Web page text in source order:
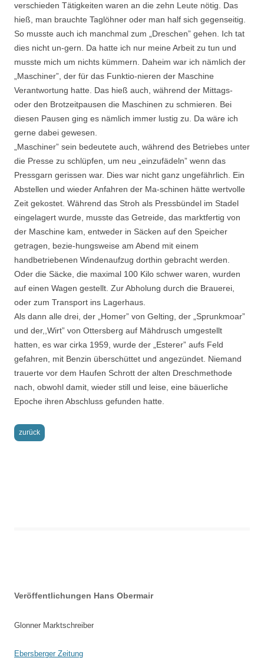
verschieden Tätigkeiten waren an die zehn Leute nötig. Das
hieß, man brauchte Taglöhner oder man half sich gegenseitig.
So musste auch ich manchmal zum „Dreschen” gehen. Ich tat
dies nicht un-gern. Da hatte ich nur meine Arbeit zu tun und
musste mich um nichts kümmern. Daheim war ich nämlich der
„Maschiner”, der für das Funktio-nieren der Maschine
Verantwortung hatte. Das hieß auch, während der Mittags-
oder den Brotzeitpausen die Maschinen zu schmieren. Bei
diesen Pausen ging es nämlich immer lustig zu. Da wäre ich
gerne dabei gewesen.
„Maschiner” sein bedeutete auch, während des Betriebes unter
die Presse zu schlüpfen, um neu „einzufädeln” wenn das
Pressgarn gerissen war. Dies war nicht ganz ungefährlich. Ein
Abstellen und wieder Anfahren der Ma-schinen hätte wertvolle
Zeit gekostet. Während das Stroh als Pressbündel im Stadel
eingelagert wurde, musste das Getreide, das marktfertig von
der Maschine kam, entweder in Säcken auf den Speicher
getragen, bezie-hungsweise am Abend mit einem
handbetriebenen Windenaufzug dorthin gebracht werden.
Oder die Säcke, die maximal 100 Kilo schwer waren, wurden
auf einen Wagen gestellt. Zur Abholung durch die Brauerei,
oder zum Transport ins Lagerhaus.
Als dann alle drei, der „Homer” von Gelting, der „Sprunkmoar”
und der,,Wirt” von Ottersberg auf Mähdrusch umgestellt
hatten, es war cirka 1959, wurde der „Esterer” aufs Feld
gefahren, mit Benzin überschüttet und angezündet. Niemand
trauerte vor dem Haufen Schrott der alten Dreschmethode
nach, obwohl damit, wieder still und leise, eine bäuerliche
Epoche ihren Abschluss gefunden hatte.
zurück
Navigation
Veröffentlichungen Hans Obermair
Glonner Marktschreiber
Ebersberger Zeitung